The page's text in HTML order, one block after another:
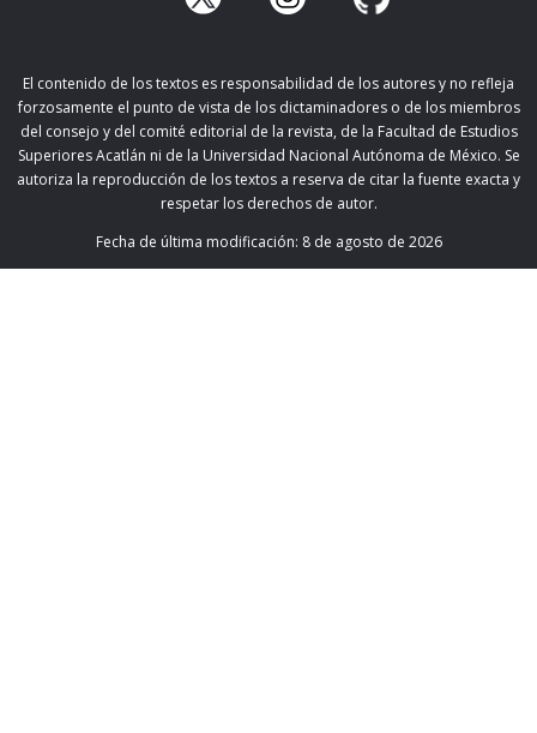
El contenido de los textos es responsabilidad de los autores y no refleja
forzosamente el punto de vista de los dictaminadores o de los miembros
del consejo y del comité editorial de la revista, de la Facultad de Estudios
Superiores Acatlán ni de la Universidad Nacional Autónoma de México. Se
autoriza la reproducción de los textos a reserva de citar la fuente exacta y
respetar los derechos de autor.
Fecha de última modificación: 8 de agosto de 2026